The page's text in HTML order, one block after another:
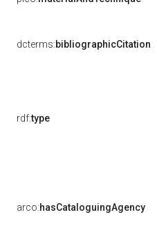
dcterms:bibliographicCitation
rdf:type
arco:hasCataloguingAgency